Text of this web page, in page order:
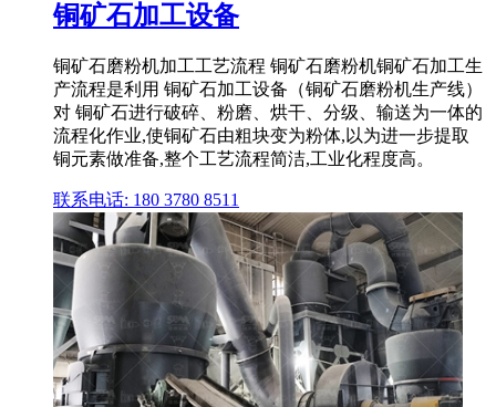
铜矿石加工设备
铜矿石磨粉机加工工艺流程 铜矿石磨粉机铜矿石加工生
产流程是利用 铜矿石加工设备（铜矿石磨粉机生产线）
对 铜矿石进行破碎、粉磨、烘干、分级、输送为一体的
流程化作业,使铜矿石由粗块变为粉体,以为进一步提取
铜元素做准备,整个工艺流程简洁,工业化程度高。
联系电话: 180 3780 8511